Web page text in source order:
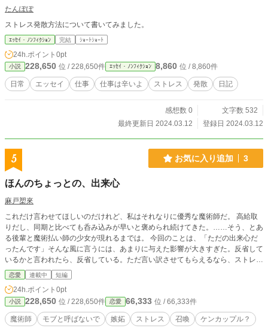
たんぽぽ
ストレス発散方法について書いてみました。
ｴｯｾｲ・ﾉﾝﾌｨｸｼｮﾝ 完結 ｼｮｰﾄｼｮｰﾄ
24h.ポイント 0pt
小説 228,650 位 / 228,650件 ｴｯｾｲ・ﾉﾝﾌｨｸｼｮﾝ 8,860 位 / 8,860件
日常 エッセイ 仕事 仕事は辛いよ ストレス 発散 日記
感想数 0
文字数 532
最終更新日 2024.03.12
登録日 2024.03.12
5 お気に入り追加 3
ほんのちょっとの、出来心
麻戸槊來
これだけ言わせてほしいのだけれど、私はそれなりに優秀な魔術師だ。 高給取
りだし、同期と比べても呑み込みが早いと褒められ続けてきた。……そう、とあ
る後輩と魔術払い師の少女が現れるまでは。 今回のことは、「ただの出来心だ
ったんです」そんな風に言うには、あまりに与えた影響が大きすぎた。反省して
いるかと言われたら、反省している。ただ言い訳させてもらえるなら、ストレス
がたまっていたのだ。優秀過ぎる後輩に、冷静かつ淡白な同僚。これまで、それ
なりにできると自負していた私のプライドは、ズタボロに傷つけられた。これ
は、とある天才君たちのカップルに振り回された、悲しき魔術師の話。
恋愛 連載中 短編
24h.ポイント 0pt
小説 228,650 位 / 228,650件 恋愛 66,333 位 / 66,333件
魔術師 モブと呼ばないで 嫉妬 ストレス 召喚 ケンカップル？